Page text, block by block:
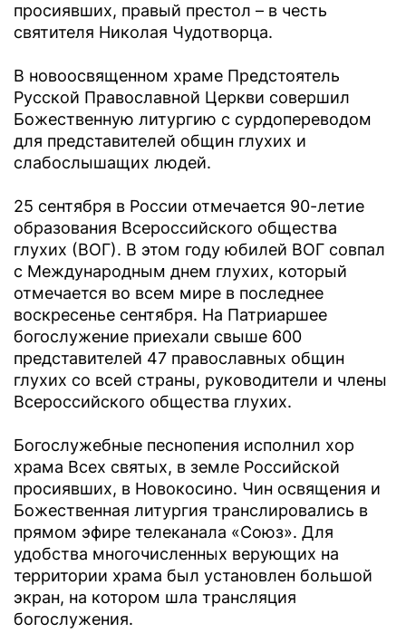
просиявших, правый престол – в честь
святителя Николая Чудотворца.
В новоосвященном храме Предстоятель
Русской Православной Церкви совершил
Божественную литургию с сурдопереводом
для представителей общин глухих и
слабослышащих людей.
25 сентября в России отмечается 90-летие
образования Всероссийского общества
глухих (ВОГ). В этом году юбилей ВОГ совпал
с Международным днем глухих, который
отмечается во всем мире в последнее
воскресенье сентября. На Патриаршее
богослужение приехали свыше 600
представителей 47 православных общин
глухих со всей страны, руководители и члены
Всероссийского общества глухих.
Богослужебные песнопения исполнил хор
храма Всех святых, в земле Российской
просиявших, в Новокосино. Чин освящения и
Божественная литургия транслировались в
прямом эфире телеканала «Союз». Для
удобства многочисленных верующих на
территории храма был установлен большой
экран, на котором шла трансляция
богослужения.